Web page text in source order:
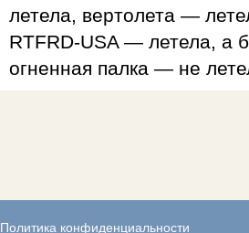
летела, вертолета —
RTFRD-USA — летела, а
огненная палка — не
Политика конфиденциальности